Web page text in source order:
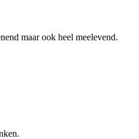
maar ook heel meelevend.